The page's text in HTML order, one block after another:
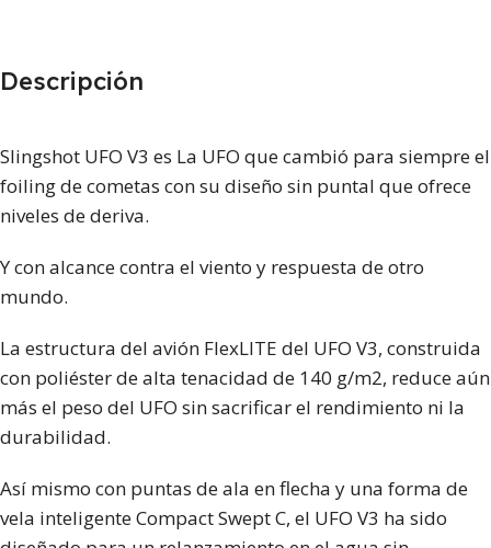
Descripción
Slingshot UFO V3 es La UFO que cambió para siempre el
foiling de cometas con su diseño sin puntal que ofrece
niveles de deriva.
Y con alcance contra el viento y respuesta de otro
mundo.
La estructura del avión FlexLITE del UFO V3, construida
con poliéster de alta tenacidad de 140 g/m2, reduce aún
más el peso del UFO sin sacrificar el rendimiento ni la
durabilidad.
Así mismo con puntas de ala en flecha y una forma de
vela inteligente Compact Swept C, el UFO V3 ha sido